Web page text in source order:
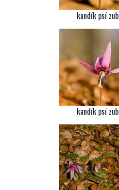
kandík psí zub
kandík psí zub